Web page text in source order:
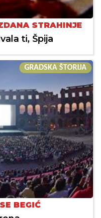
STRAHINJE
ti, Špija
GRADSKA ŠTORIJA
BEGIĆ